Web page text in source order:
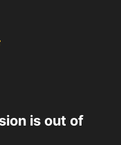
is out of